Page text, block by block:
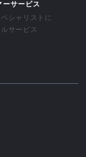
ーサービス
シャリストに
サービス